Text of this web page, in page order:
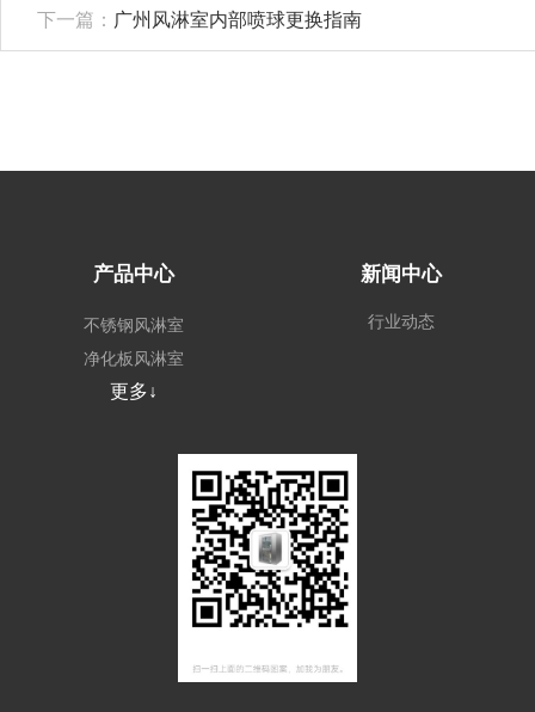
下一篇： 广州风淋室内部喷球更换指南
产品中心
不锈钢风淋室
净化板风淋室
外冷板风淋室
其他无尘车间配套
更多↓
新闻中心
行业动态